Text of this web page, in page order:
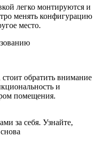
легко монтируются и
менять конфигурацию
место.
обратить внимание
и
помещения.
за себя. Узнайте,